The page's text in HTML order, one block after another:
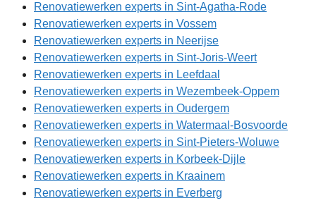
Renovatiewerken experts in Sint-Agatha-Rode
Renovatiewerken experts in Vossem
Renovatiewerken experts in Neerijse
Renovatiewerken experts in Sint-Joris-Weert
Renovatiewerken experts in Leefdaal
Renovatiewerken experts in Wezembeek-Oppem
Renovatiewerken experts in Oudergem
Renovatiewerken experts in Watermaal-Bosvoorde
Renovatiewerken experts in Sint-Pieters-Woluwe
Renovatiewerken experts in Korbeek-Dijle
Renovatiewerken experts in Kraainem
Renovatiewerken experts in Everberg